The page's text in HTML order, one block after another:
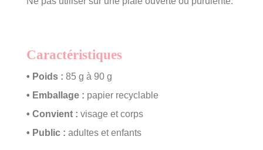
Caractéristiques
• Poids : 85 g à 90 g
• Emballage : papier recyclable
• Convient : visage et corps
• Public : adultes et enfants